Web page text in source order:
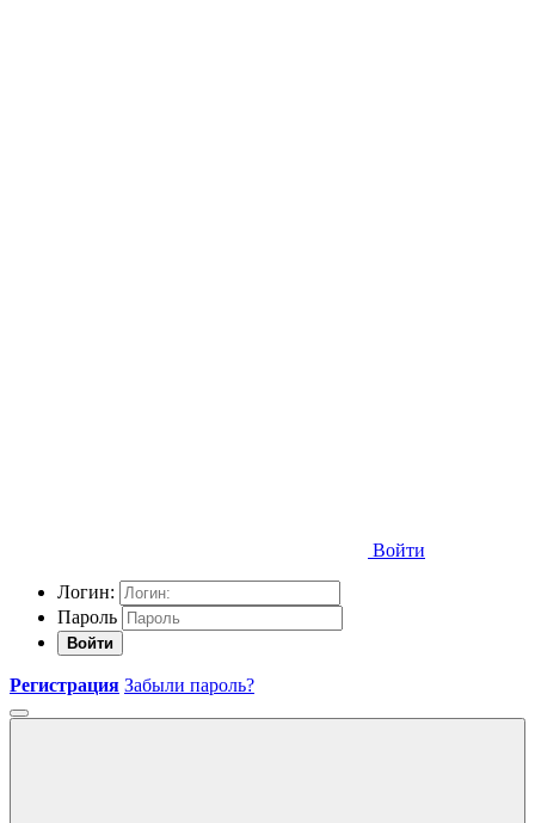
Войти
Логин:
Пароль
Войти
Регистрация Забыли пароль?